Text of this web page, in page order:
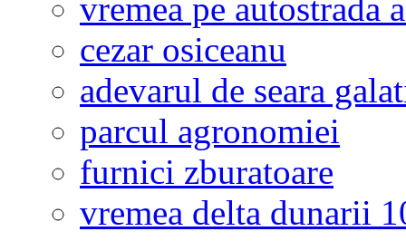
vremea pe autostrada
cezar osiceanu
adevarul de seara
parcul agronomiei
furnici zburatoare
vremea delta dunarii